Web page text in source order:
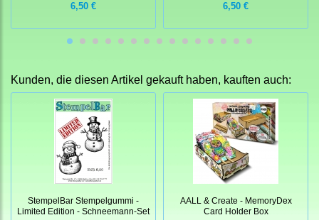
6,50 € 6,50 €
Kunden, die diesen Artikel gekauft haben, kauften auch:
StempelBar Stempelgummi -
Limited Edition - Schneemann-Set
AALL & Create - MemoryDex
Card Holder Box